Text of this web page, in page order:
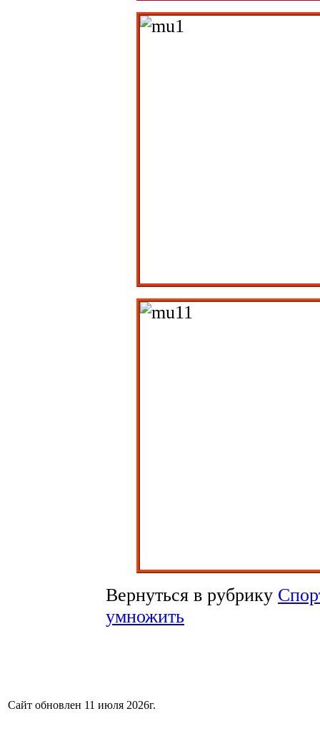
Вернуться в рубрику
умножить
Сайт обновлен 11 июля 2026г.